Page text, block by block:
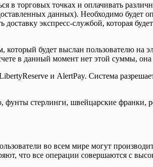
в торговых точках и оплачивать
данных). Необходимо будет
экспресс-службой, которая
будет выслан пользователю на
в данный момент нет этой суммы,
и AlertPay. Система
стерлинги, швейцарские франки,
во всем мире могут
что все операции совершаются с